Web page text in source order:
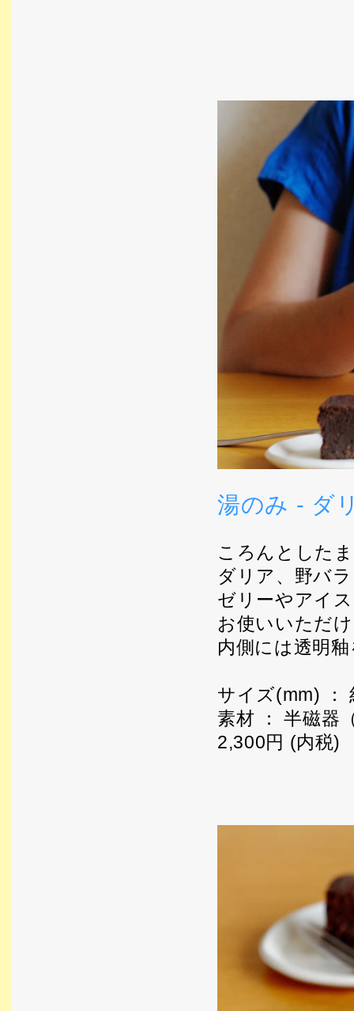
湯のみ - ダ
ころんとした
ダリア、野バ
ゼリーやアイ
お使いいただ
内側には透明
サイズ(mm) ：
素材 ： 半磁器
2,300円 (内税)